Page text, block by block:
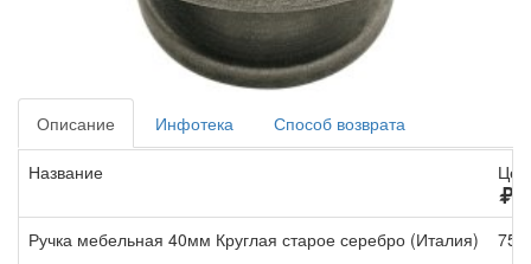
Описание Инфотека Способ возврата
Название
Ручка мебельная 40мм Круглая старое серебро (Италия)
758